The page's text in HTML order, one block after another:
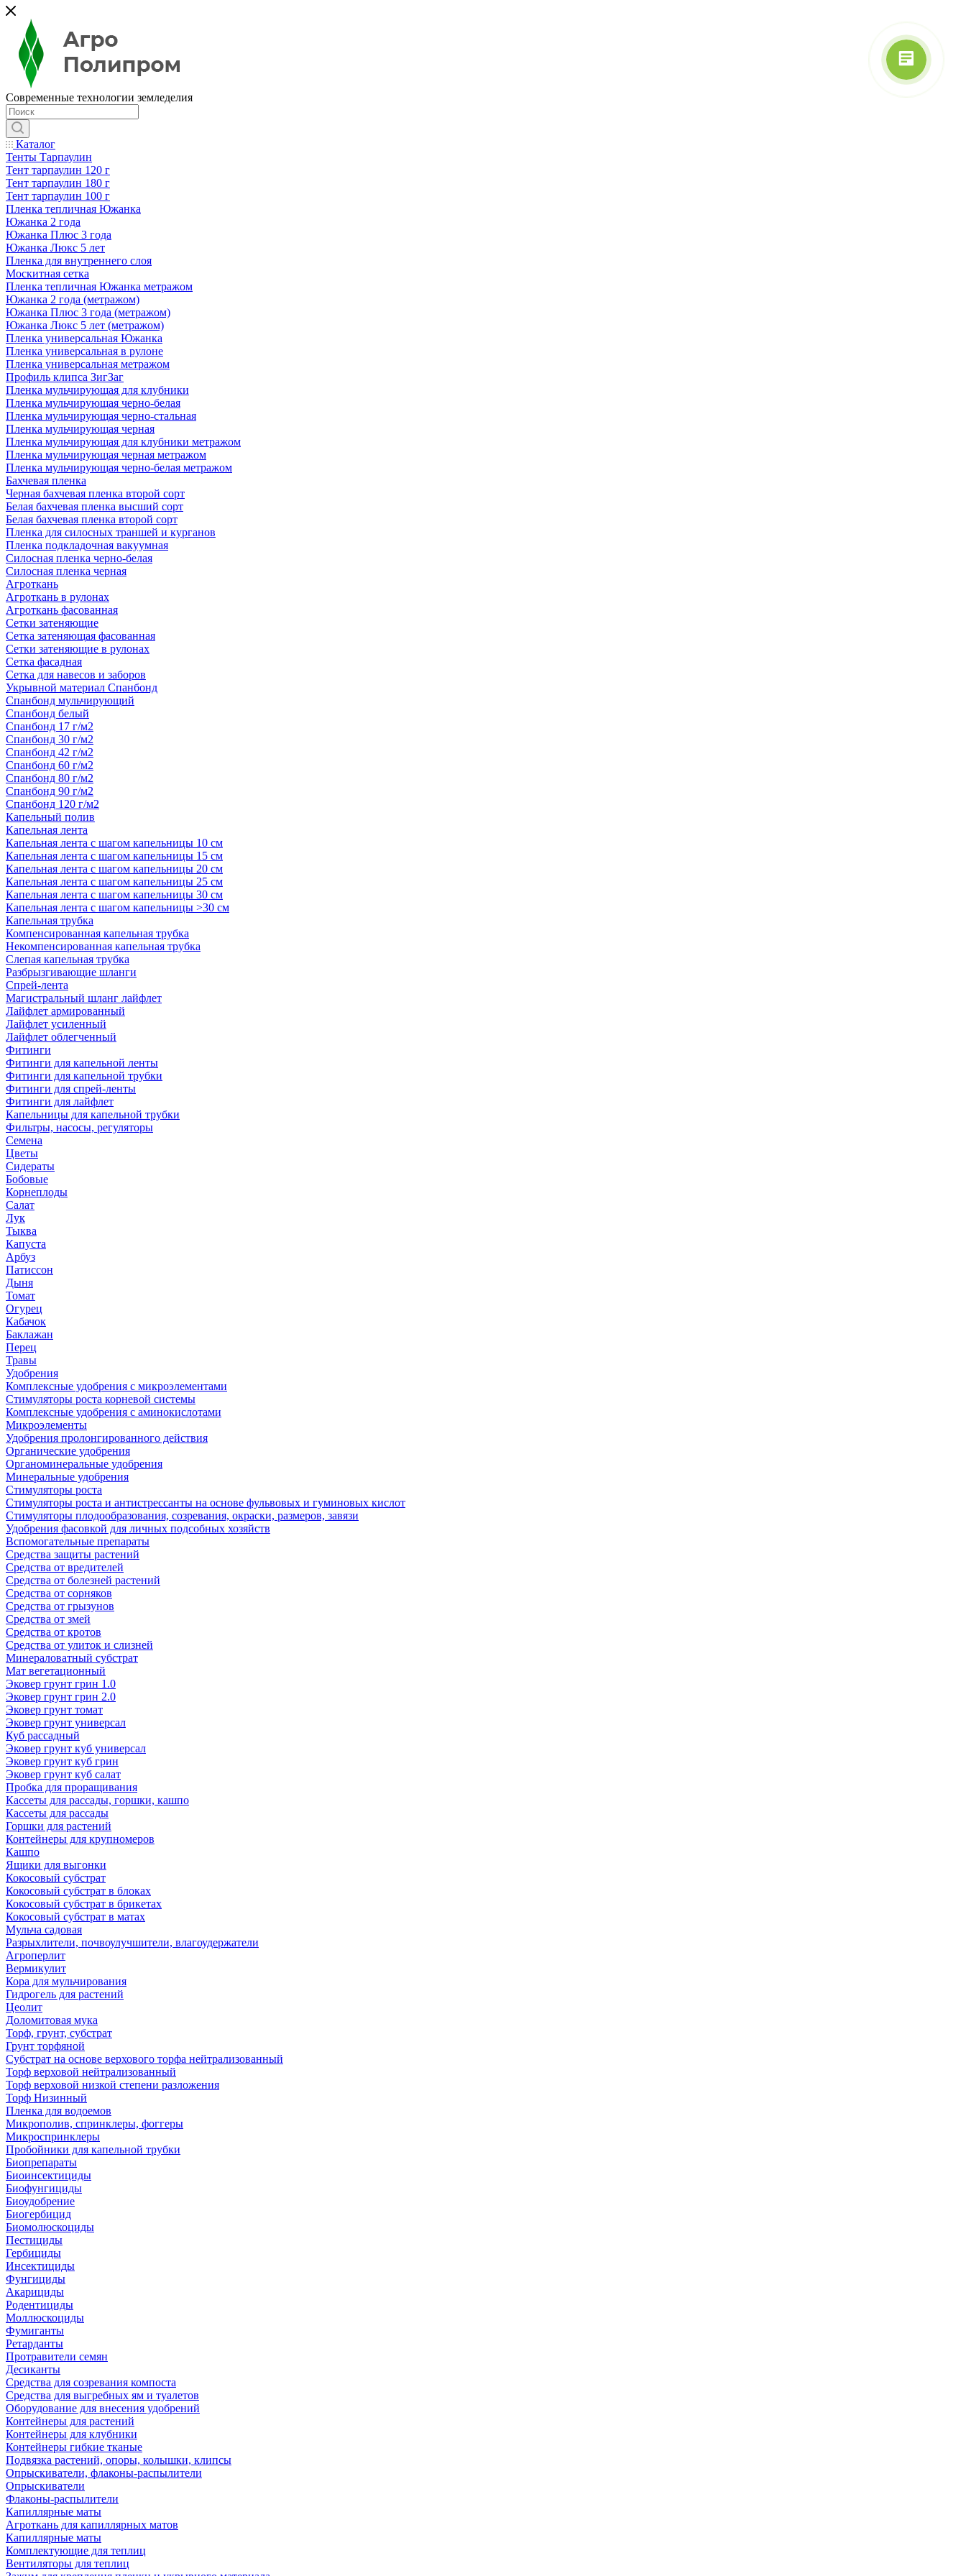
Современные технологии земледелия
Каталог
Тенты Тарпаулин
Тент тарпаулин 120 г
Тент тарпаулин 180 г
Тент тарпаулин 100 г
Пленка тепличная Южанка
Южанка 2 года
Южанка Плюс 3 года
Южанка Люкс 5 лет
Пленка для внутреннего слоя
Москитная сетка
Пленка тепличная Южанка метражом
Южанка 2 года (метражом)
Южанка Плюс 3 года (метражом)
Южанка Люкс 5 лет (метражом)
Пленка универсальная Южанка
Пленка универсальная в рулоне
Пленка универсальная метражом
Профиль клипса ЗигЗаг
Пленка мульчирующая для клубники
Пленка мульчирующая черно-белая
Пленка мульчирующая черно-стальная
Пленка мульчирующая черная
Пленка мульчирующая для клубники метражом
Пленка мульчирующая черная метражом
Пленка мульчирующая черно-белая метражом
Бахчевая пленка
Черная бахчевая пленка второй сорт
Белая бахчевая пленка высший сорт
Белая бахчевая пленка второй сорт
Пленка для силосных траншей и курганов
Пленка подкладочная вакуумная
Силосная пленка черно-белая
Силосная пленка черная
Агроткань
Агроткань в рулонах
Агроткань фасованная
Сетки затеняющие
Сетка затеняющая фасованная
Сетки затеняющие в рулонах
Сетка фасадная
Сетка для навесов и заборов
Укрывной материал Спанбонд
Спанбонд мульчирующий
Спанбонд белый
Спанбонд 17 г/м2
Спанбонд 30 г/м2
Спанбонд 42 г/м2
Спанбонд 60 г/м2
Спанбонд 80 г/м2
Спанбонд 90 г/м2
Спанбонд 120 г/м2
Капельный полив
Капельная лента
Капельная лента с шагом капельницы 10 см
Капельная лента с шагом капельницы 15 см
Капельная лента с шагом капельницы 20 см
Капельная лента с шагом капельницы 25 см
Капельная лента с шагом капельницы 30 см
Капельная лента с шагом капельницы >30 см
Капельная трубка
Компенсированная капельная трубка
Некомпенсированная капельная трубка
Слепая капельная трубка
Разбрызгивающие шланги
Спрей-лента
Магистральный шланг лайфлет
Лайфлет армированный
Лайфлет усиленный
Лайфлет облегченный
Фитинги
Фитинги для капельной ленты
Фитинги для капельной трубки
Фитинги для спрей-ленты
Фитинги для лайфлет
Капельницы для капельной трубки
Фильтры, насосы, регуляторы
Семена
Цветы
Сидераты
Бобовые
Корнеплоды
Салат
Лук
Тыква
Капуста
Арбуз
Патиссон
Дыня
Томат
Огурец
Кабачок
Баклажан
Перец
Травы
Удобрения
Комплексные удобрения с микроэлементами
Стимуляторы роста корневой системы
Комплексные удобрения с аминокислотами
Микроэлементы
Удобрения пролонгированного действия
Органические удобрения
Органоминеральные удобрения
Минеральные удобрения
Стимуляторы роста
Стимуляторы роста и антистрессанты на основе фульвовых и гуминовых кислот
Стимуляторы плодообразования, созревания, окраски, размеров, завязи
Удобрения фасовкой для личных подсобных хозяйств
Вспомогательные препараты
Средства защиты растений
Средства от вредителей
Средства от болезней растений
Средства от сорняков
Средства от грызунов
Средства от змей
Средства от кротов
Средства от улиток и слизней
Минераловатный субстрат
Мат вегетационный
Эковер грунт грин 1.0
Эковер грунт грин 2.0
Эковер грунт томат
Эковер грунт универсал
Куб рассадный
Эковер грунт куб универсал
Эковер грунт куб грин
Эковер грунт куб салат
Пробка для проращивания
Кассеты для рассады, горшки, кашпо
Кассеты для рассады
Горшки для растений
Контейнеры для крупномеров
Кашпо
Ящики для выгонки
Кокосовый субстрат
Кокосовый субстрат в блоках
Кокосовый субстрат в брикетах
Кокосовый субстрат в матах
Мульча садовая
Разрыхлители, почвоулучшители, влагоудержатели
Агроперлит
Вермикулит
Кора для мульчирования
Гидрогель для растений
Цеолит
Доломитовая мука
Торф, грунт, субстрат
Грунт торфяной
Субстрат на основе верхового торфа нейтрализованный
Торф верховой нейтрализованный
Торф верховой низкой степени разложения
Торф Низинный
Пленка для водоемов
Микрополив, спринклеры, фоггеры
Микроспринклеры
Пробойники для капельной трубки
Биопрепараты
Биоинсектициды
Биофунгициды
Биоудобрение
Биогербицид
Биомолюскоциды
Пестициды
Гербициды
Инсектициды
Фунгициды
Акарициды
Родентициды
Моллюскоциды
Фумиганты
Ретарданты
Протравители семян
Десиканты
Средства для созревания компоста
Средства для выгребных ям и туалетов
Оборудование для внесения удобрений
Контейнеры для растений
Контейнеры для клубники
Контейнеры гибкие тканые
Подвязка растений, опоры, колышки, клипсы
Опрыскиватели, флаконы-распылители
Опрыскиватели
Флаконы-распылители
Капиллярные маты
Агроткань для капиллярных матов
Капиллярные маты
Комплектующие для теплиц
Вентиляторы для теплиц